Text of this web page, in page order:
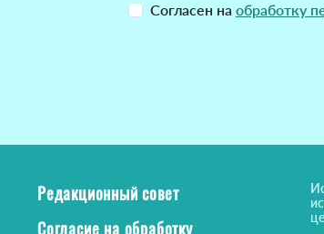
Согласен на обработку
Редакционный совет
Согласие на обработку